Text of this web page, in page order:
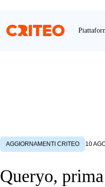
AGGIORNAMENTI CRITEO 10
Queryo,